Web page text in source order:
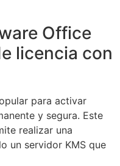
Office
licencia con
para activar
y segura. Este
realizar una
un servidor KMS que